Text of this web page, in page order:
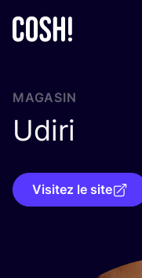
MAGASIN
Udiri
Visitez le site